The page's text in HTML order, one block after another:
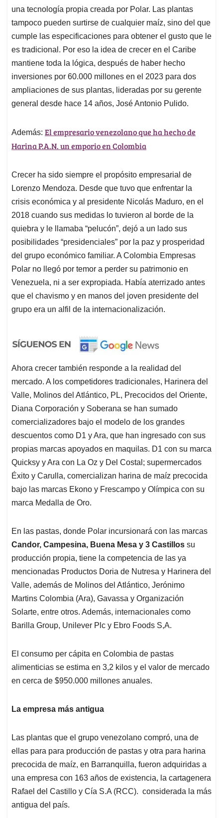
una tecnología propia creada por Polar. Las plantas
tampoco pueden surtirse de cualquier maíz, sino del que
cumple las especificaciones para obtener el gusto que le
es tradicional. Por eso la idea de crecer en el Caribe
mantiene toda la lógica, después de haber hecho
inversiones por 60.000 millones en el 2023 para dos
ampliaciones de sus plantas, lideradas por su gerente
general desde hace 14 años, José Antonio Pulido.
Además: El empresario venezolano que ha hecho de
Harina P.A.N. un emporio en Colombia
Crecer ha sido siempre el propósito empresarial de
Lorenzo Mendoza. Desde que tuvo que enfrentar la
crisis económica y al presidente Nicolás Maduro, en el
2018 cuando sus medidas lo tuvieron al borde de la
quiebra y le llamaba “pelucón”, dejó a un lado sus
posibilidades “presidenciales” por la paz y prosperidad
del grupo económico familiar. A Colombia Empresas
Polar no llegó por temor a perder su patrimonio en
Venezuela, ni a ser expropiada. Había aterrizado antes
que el chavismo y en manos del joven presidente del
grupo era un alfil de la internacionalización.
Ahora crecer también responde a la realidad del
mercado. A los competidores tradicionales, Harinera del
Valle, Molinos del Atlántico, PL, Precocidos del Oriente,
Diana Corporación y Soberana se han sumado
comercializadores bajo el modelo de los grandes
descuentos como D1 y Ara, que han ingresado con sus
propias marcas apoyados en maquilas. D1 con su marca
Quicksy y Ara con La Oz y Del Costal; supermercados
Éxito y Carulla, comercializan harina de maíz precocida
bajo las marcas Ekono y Frescampo y Olímpica con su
marca Medalla de Oro.
En las pastas, donde Polar incursionará con las marcas
Candor, Campesina, Buena Mesa y 3 Castillos su
producción propia, tiene la competencia de las ya
mencionadas Productos Doria de Nutresa y Harinera del
Valle, además de Molinos del Atlántico, Jerónimo
Martins Colombia (Ara), Gavassa y Organización
Solarte, entre otros. Además, internacionales como
Barilla Group, Unilever Plc y Ebro Foods S,A.
El consumo per cápita en Colombia de pastas
alimenticias se estima en 3,2 kilos y el valor de mercado
en cerca de $950.000 millones anuales.
La empresa más antigua
Las plantas que el grupo venezolano compró, una de
ellas para para producción de pastas y otra para harina
precocida de maíz, en Barranquilla, fueron adquiridas a
una empresa con 163 años de existencia, la cartagenera
Rafael del Castillo y Cía S.A (RCC). considerada la más
antigua del país.